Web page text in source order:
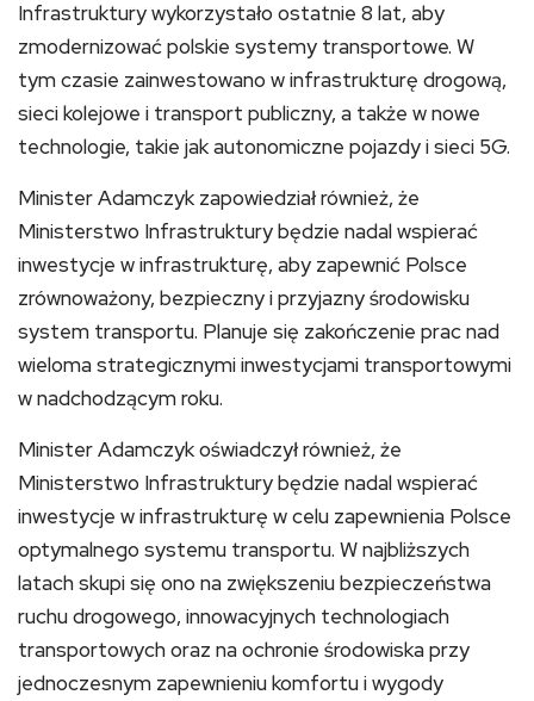
Infrastruktury wykorzystało ostatnie 8 lat, aby
zmodernizować polskie systemy transportowe. W
tym czasie zainwestowano w infrastrukturę drogową,
sieci kolejowe i transport publiczny, a także w nowe
technologie, takie jak autonomiczne pojazdy i sieci 5G.
Minister Adamczyk zapowiedział również, że
Ministerstwo Infrastruktury będzie nadal wspierać
inwestycje w infrastrukturę, aby zapewnić Polsce
zrównoważony, bezpieczny i przyjazny środowisku
system transportu. Planuje się zakończenie prac nad
wieloma strategicznymi inwestycjami transportowymi
w nadchodzącym roku.
Minister Adamczyk oświadczył również, że
Ministerstwo Infrastruktury będzie nadal wspierać
inwestycje w infrastrukturę w celu zapewnienia Polsce
optymalnego systemu transportu. W najbliższych
latach skupi się ono na zwiększeniu bezpieczeństwa
ruchu drogowego, innowacyjnych technologiach
transportowych oraz na ochronie środowiska przy
jednoczesnym zapewnieniu komfortu i wygody